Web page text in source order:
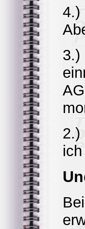
4.)
3.)
2.)